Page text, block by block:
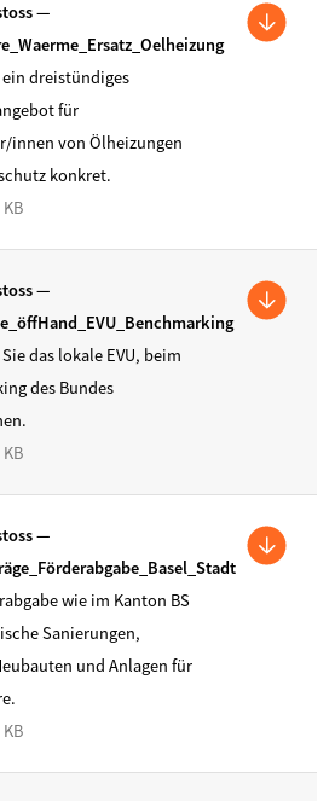
—
ein dreistündiges
für
innen von Ölheizungen
konkret.
—
das lokale EVU, beim
des Bundes
—
wie im Kanton BS
Sanierungen,
und Anlagen für